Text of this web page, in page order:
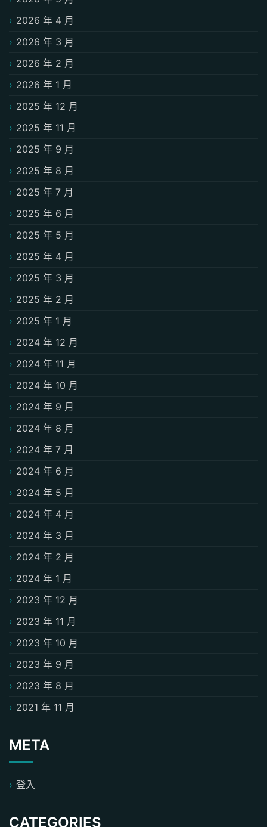
2026 年 4 月
2026 年 3 月
2026 年 2 月
2026 年 1 月
2025 年 12 月
2025 年 11 月
2025 年 9 月
2025 年 8 月
2025 年 7 月
2025 年 6 月
2025 年 5 月
2025 年 4 月
2025 年 3 月
2025 年 2 月
2025 年 1 月
2024 年 12 月
2024 年 11 月
2024 年 10 月
2024 年 9 月
2024 年 8 月
2024 年 7 月
2024 年 6 月
2024 年 5 月
2024 年 4 月
2024 年 3 月
2024 年 2 月
2024 年 1 月
2023 年 12 月
2023 年 11 月
2023 年 10 月
2023 年 9 月
2023 年 8 月
2021 年 11 月
META
登入
CATEGORIES